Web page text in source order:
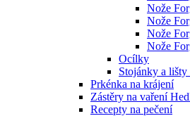
Nože
Nože
Nože
Nože
Ocílky
Stojánky a lišty
Prkénka na krájení
Zástěry na vaření
Recepty na pečení